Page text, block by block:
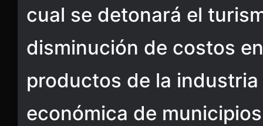
cual se detonará el
disminución de costos
productos de la
económica de